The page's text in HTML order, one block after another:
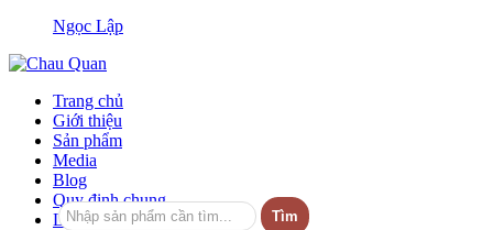
Ngọc Lập
Trang chủ
Giới thiệu
Sản phẩm
Media
Blog
Quy định chung
Liên hệ